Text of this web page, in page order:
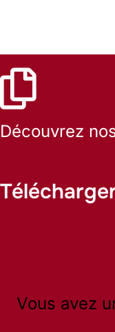
Découvrez
Vous avez